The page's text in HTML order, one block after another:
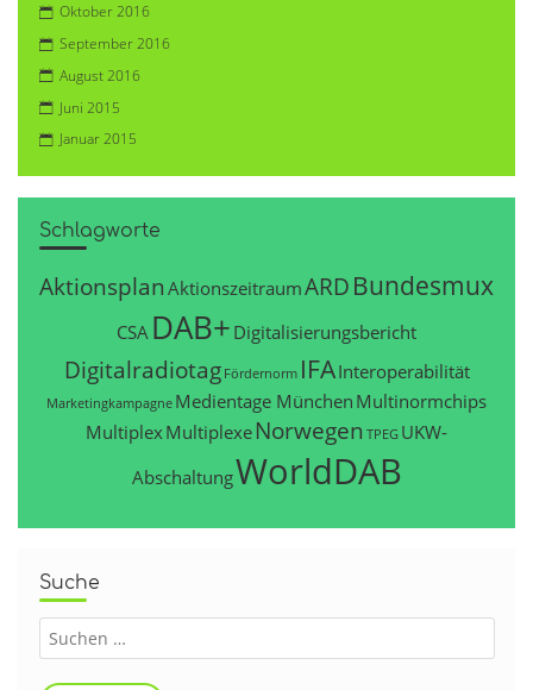
Oktober 2016
September 2016
August 2016
Juni 2015
Januar 2015
Schlagworte
Aktionsplan AktionszeitraumARD Bundesmux
CSA DAB+ Digitalisierungsbericht
Digitalradiotag Fördernorm IFAInteroperabilität
Marketingkampagne Medientage München Multinormchips
Multiplex Multiplexe Norwegen TPEG UKW-
AbschaltungWorldDAB
Suche